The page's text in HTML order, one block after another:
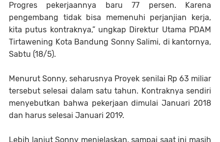
Progres pekerjaannya baru 77 persen. Karena
pengembang tidak bisa memenuhi perjanjian kerja,
kita putus kontraknya,” ungkap Direktur Utama PDAM
Tirtawening Kota Bandung Sonny Salimi, di kantornya,
Sabtu (18/5).
Menurut Sonny, seharusnya Proyek senilai Rp 63 miliar
tersebut selesai dalam satu tahun. Kontraknya sendiri
menyebutkan bahwa pekerjaan dimulai Januari 2018
dan harus selesai Januari 2019.
Lebih lanjut Sonny menjelaskan, sampai saat ini masih